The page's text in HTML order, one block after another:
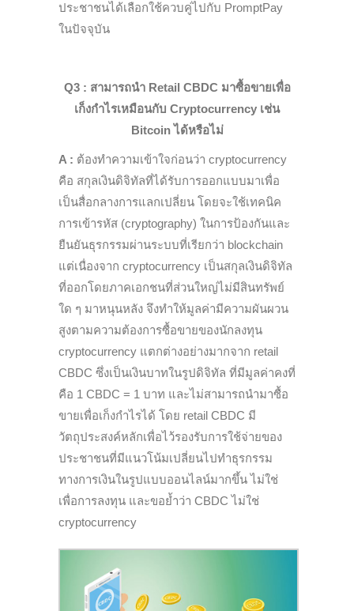
ประชาชนได้เลือกใช้ควบคู่ไปกับ PromptPay
ในปัจจุบัน
Q3 : สามารถนำ Retail CBDC มาซื้อขายเพื่อ
เก็งกำไรเหมือนกับ Cryptocurrency เช่น
Bitcoin ได้หรือไม่
A : ต้องทำความเข้าใจก่อนว่า cryptocurrency
คือ สกุลเงินดิจิทัลที่ได้รับการออกแบบมาเพื่อ
เป็นสื่อกลางการแลกเปลี่ยน โดยจะใช้เทคนิค
การเข้ารหัส (cryptography) ในการป้องกันและ
ยืนยันธุรกรรมผ่านระบบที่เรียกว่า blockchain
แต่เนื่องจาก cryptocurrency เป็นสกุลเงินดิจิทัล
ที่ออกโดยภาคเอกชนที่ส่วนใหญ่ไม่มีสินทรัพย์
ใด ๆ มาหนุนหลัง จึงทำให้มูลค่ามีความผันผวน
สูงตามความต้องการซื้อขายของนักลงทุน
cryptocurrency แตกต่างอย่างมากจาก retail
CBDC ซึ่งเป็นเงินบาทในรูปดิจิทัล ที่มีมูลค่าคงที่
คือ 1 CBDC = 1 บาท และไม่สามารถนำมาซื้อ
ขายเพื่อเก็งกำไรได้ โดย retail CBDC มี
วัตถุประสงค์หลักเพื่อไว้รองรับการใช้จ่ายของ
ประชาชนที่มีแนวโน้มเปลี่ยนไปทำธุรกรรม
ทางการเงินในรูปแบบออนไลน์มากขึ้น ไม่ใช่
เพื่อการลงทุน และขอย้ำว่า CBDC ไม่ใช่
cryptocurrency